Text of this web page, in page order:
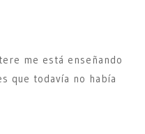
me está enseñando
que todavía no había